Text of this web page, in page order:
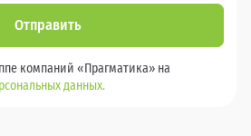
Отправить
компаний «Прагматика» на
данных.